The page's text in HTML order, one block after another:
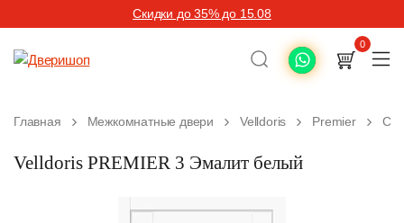
Скидки до 35% до 15.08
0
Главная Межкомнатные двери Velldoris Premier
Velldoris PREMIER 3 Эмалит белый